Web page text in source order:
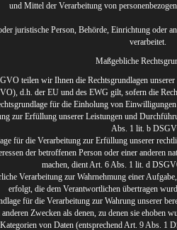
und Mittel der Verarbeitung von
juristische Person, Behörde, Einrichtung oder
verarbeitet.
Maßgebliche
teilen wir Ihnen die Rechtsgrundlagen
d.h. der EU und des EWG gilt, sofern die
für die Einholung von
zur Erfüllung unserer Leistungen und
Abs. 1 lit. b
für die Verarbeitung zur Erfüllung unserer
der betroffenen Person oder einer anderen
machen, dient Art. 6 Abs. 1 lit. d
Verarbeitung zur Wahrnehmung einer
erfolgt, die dem Verantwortlichen übertragen
für die Verarbeitung zur Wahrung unserer
Zwecken als denen, zu denen sie ehoben
von Daten (entsprechend Art. 9 Abs.